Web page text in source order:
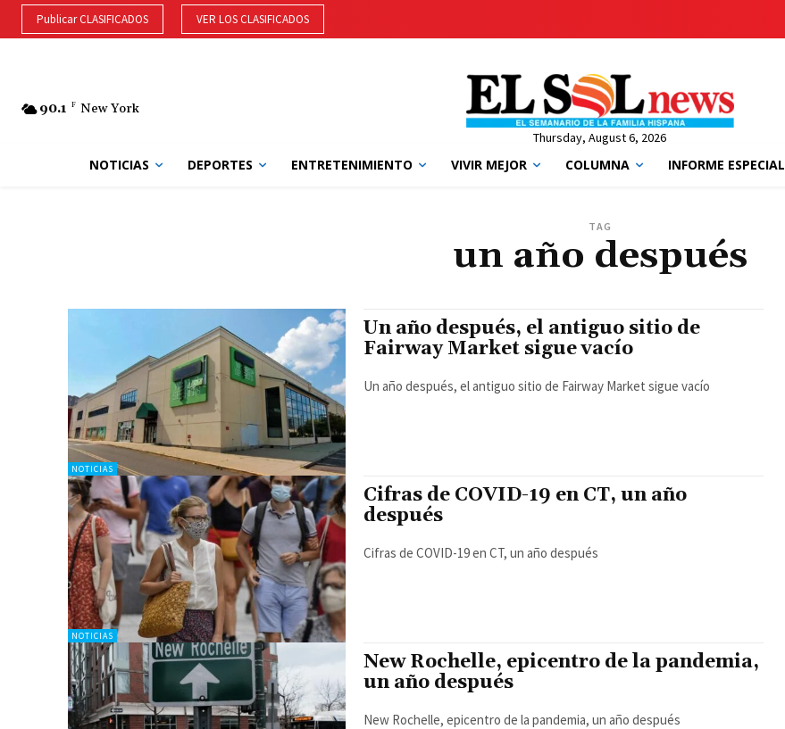
Publicar CLASIFICADOS VER LOS CLASIFICADOS
90.1 F New York
Thursday, August 6, 2026
NOTICIAS DEPORTES ENTRETENIMIENTO VIVIR MEJOR COLUMNA INFORME ESPECIAL
TAG
un año después
NOTICIAS
Un año después, el antiguo sitio de
Fairway Market sigue vacío
Un año después, el antiguo sitio de Fairway Market sigue vacío
NOTICIAS
Cifras de COVID-19 en CT, un año
después
Cifras de COVID-19 en CT, un año después
New Rochelle, epicentro de la pandemia,
un año después
New Rochelle, epicentro de la pandemia, un año después